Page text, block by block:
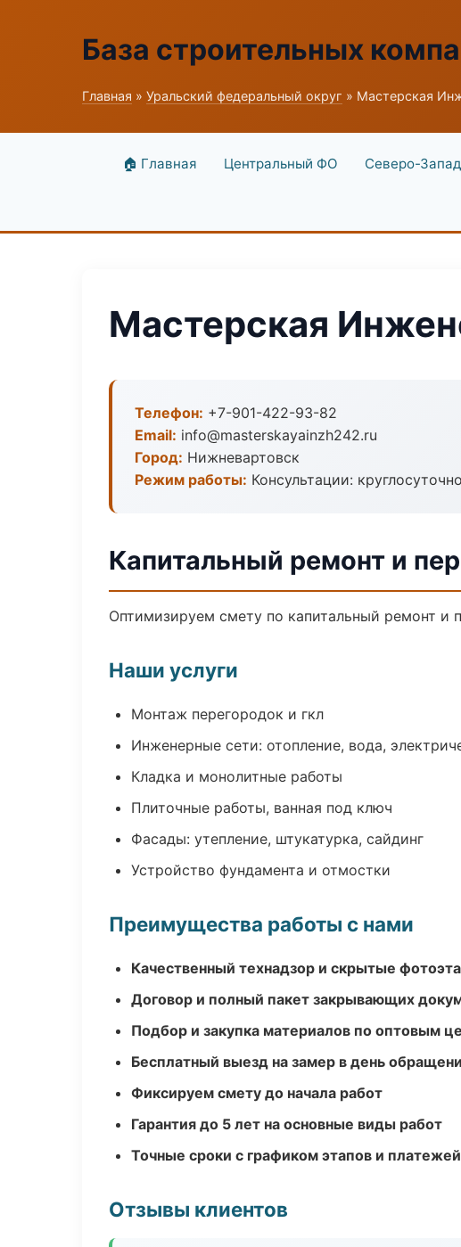
База строительных
Главная » Уральский федеральный округ » Мастерская
🏠 Главная Центральный ФО Северо-
Мастерская
Телефон: +7-901-422-93-82
Email: info@masterskayainzh242.ru
Город: Нижневартовск
Режим работы: Консультации: круглосуточно
Капитальный ремонт и
Оптимизируем смету по капитальный ремонт и
Наши услуги
Монтаж перегородок и гкл
Инженерные сети: отопление, вода,
Кладка и монолитные работы
Плиточные работы, ванная под ключ
Фасады: утепление, штукатурка, сайдинг
Устройство фундамента и отмостки
Преимущества работы с нами
Качественный технадзор и скрытые
Договор и полный пакет закрывающих
Подбор и закупка материалов по оптовым
Бесплатный выезд на замер в день
Фиксируем смету до начала работ
Гарантия до 5 лет на основные виды работ
Точные сроки с графиком этапов и платежей
Отзывы клиентов